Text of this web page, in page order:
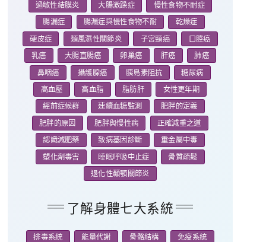
過敏性結膜炎 大腸激躁症 慢性食物不耐症
腸漏症 腸漏症與慢性食物不耐 乾燥症
硬皮症 類風濕性關節炎 子宮頸癌 口腔癌
乳癌 大腸直腸癌 卵巢癌 肝癌 肺癌
鼻咽癌 攝護腺癌 胰島素阻抗 糖尿病
高血壓 高血脂 脂肪肝 女性更年期
經前症候群 連續血糖監測 肥胖的定義
肥胖的原因 肥胖與慢性病 正確減重之道
認識減肥藥 致病基因診斷 重金屬中毒
塑化劑毒害 睡眠呼吸中止症 骨質疏鬆
退化性顳顎關節炎
了解身體七大系統
排毒系統 能量代謝 骨骼結構 免疫系統